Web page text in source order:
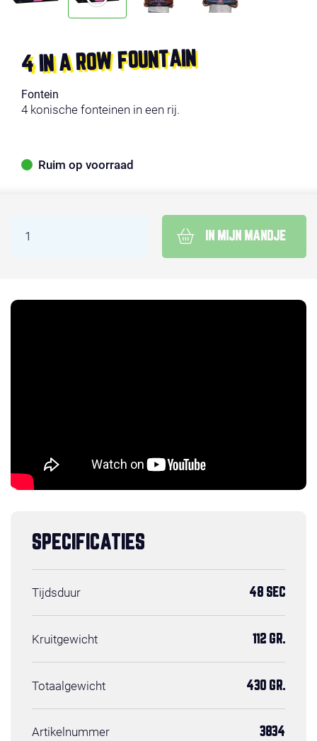
4 IN A ROW FOUNTAIN
Fontein
4 konische fonteinen in een rij.
Ruim op voorraad
IN MIJN MANDJE
SPECIFICATIES
Tijdsduur 48 SEC
Kruitgewicht 112 GR.
Totaalgewicht 430 GR.
Artikelnummer 3834